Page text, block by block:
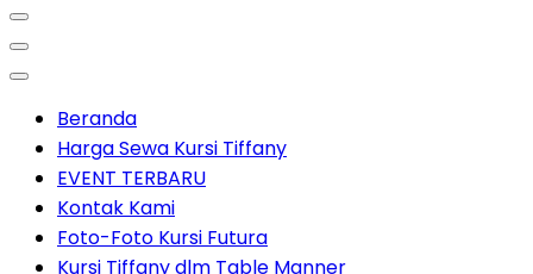
Beranda
Harga Sewa Kursi Tiffany
EVENT TERBARU
Kontak Kami
Foto-Foto Kursi Futura
Kursi Tiffany dlm Table Manner